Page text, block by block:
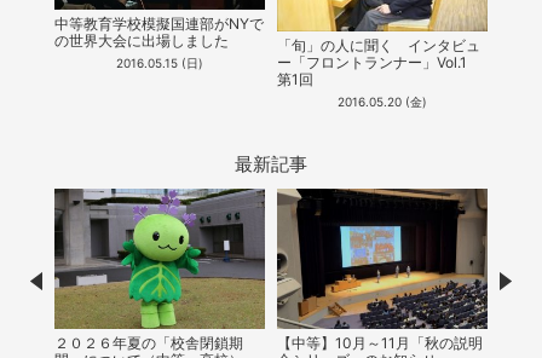
中等教育学校模擬国連部がNYで
の世界大会に出場しました
2016.05.15 (日)
「旬」の人に聞く インタビュ
ー「フロントランナー」Vol.1
第1回
2016.05.20 (金)
最新記事
２０２６年夏の「校舎閉鎖期
【中等】10月～11月「秋の説明
Prev